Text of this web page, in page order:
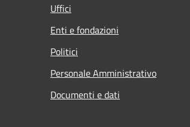
Uffici
Enti e fondazioni
Politici
Personale Amministrativo
Documenti e dati